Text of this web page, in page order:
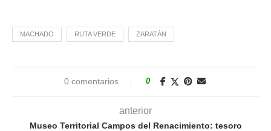
MACHADO RUTA VERDE ZARATÁN
0 comentarios 0
anterior
Museo Territorial Campos del Renacimiento: tesoro